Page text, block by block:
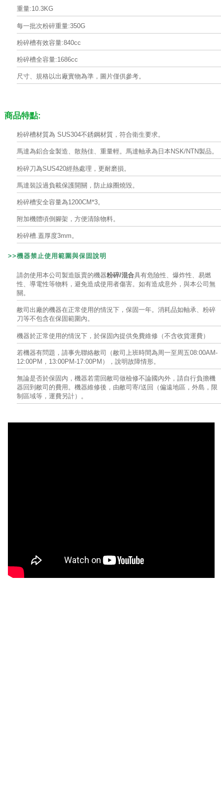
重量:10.3KG
每一批次粉碎重量:350G
粉碎槽有效容量:840cc
粉碎槽全容量:1686cc
尺寸、規格以出廠實物為準，圖片僅供參考。
商品特點:
粉碎槽材質為 SUS304不銹鋼材質，符合衛生要求。
馬達為鋁合金製造、散熱佳、重量輕。馬達軸承為日本NSK/NTN製品。
粉碎刀為SUS420經熱處理，更耐磨損。
馬達裝設過負載保護開關，防止線圈燒毀。
粉碎槽安全容量為1200CM*3。
附加機體頃倒腳架，方便清除物料。
粉碎槽.蓋厚度3mm。
>>機器禁止使用範圍與保固說明
請勿使用本公司製造販賣的機器粉碎/混合具有危險性、爆炸性、易燃
性、導電性等物料，避免造成使用者傷害。如有造成意外，與本公司無
關。
敝司出廠的機器在正常使用的情況下，保固一年。消耗品如軸承、粉碎
刀等不包含在保固範圍內。
機器於正常使用的情況下，於保固內提供免費維修（不含收貨運費）
若機器有問題，請事先聯絡敝司（敝司上班時間為周一至周五08:00AM-
12:00PM，13:00PM-17:00PM），說明故障情形。
無論是否於保固內，機器若需回敝司做檢修不論國內外，請自行負擔機
器回到敝司的費用。機器維修後，由敝司寄/送回（偏遠地區，外島，限
制區域等，運費另計）。